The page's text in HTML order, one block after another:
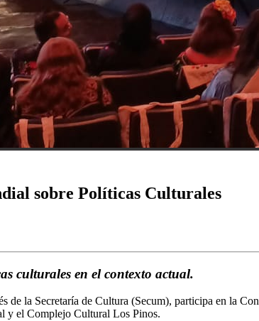
sobre Políticas Culturales
culturales en el contexto actual.
de la Secretaría de Cultura (Secum), participa en la
y el Complejo Cultural Los Pinos.